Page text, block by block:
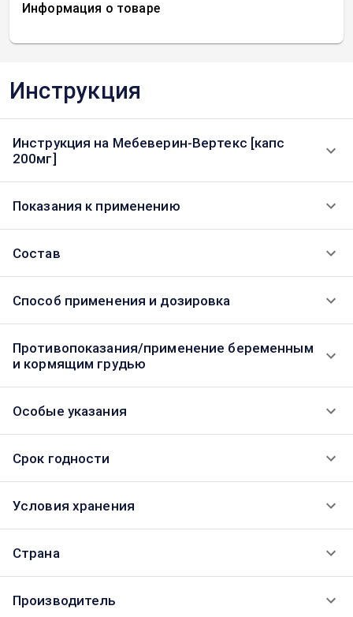
Информация о товаре
Инструкция
Инструкция на Мебеверин-Вертекс [капс
200мг]
Показания к применению
Состав
Способ применения и дозировка
Противопоказания/применение беременным
и кормящим грудью
Особые указания
Срок годности
Условия хранения
Страна
Производитель